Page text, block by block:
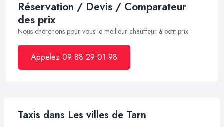
Réservation / Devis / Comparateur
des prix
Nous cherchons pour vous le meilleur chauffeur à petit prix
Appelez 09 88 29 01 98
Taxis dans Les villes de Tarn